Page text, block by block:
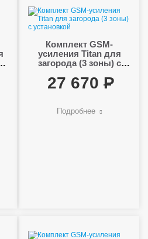
Комплект GSM-
усиления Titan для
загорода (3 зоны) с
27 670
Подробнее